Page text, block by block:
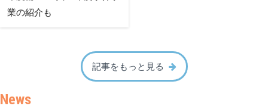
業の紹介も
記事をもっと見る